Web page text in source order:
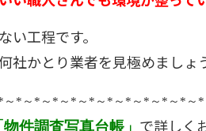
い工程です。
社かとり業者を見極めましょ
～ * ～ * ～ * ～ * ～ * ～ * ～ * ～ * ～ * ～ * ～ *
物件調査写真台帳」 で詳しく